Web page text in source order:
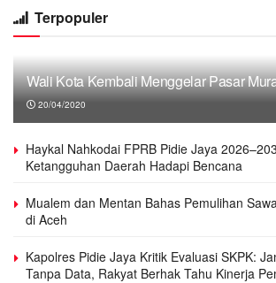
Terpopuler
Wali Kota Kembali Menggelar Pasar
20/04/2020
Haykal Nahkodai FPRB Pidie Jaya
Ketangguhan Daerah Hadapi Bencana
Mualem dan Mentan Bahas Pemulihan
di Aceh
Kapolres Pidie Jaya Kritik Evaluasi SKPK:
Tanpa Data, Rakyat Berhak Tahu Kinerja